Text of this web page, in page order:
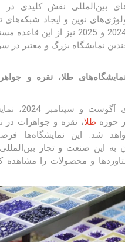
بین‌المللی نقش کلیدی
نوین و ایجاد شبکه‌های
سال‌های 2024 و 2025 نیز از
نمایشگاه بزرگ و معتبر در
طلا، نقره و
در ماه‌های
حوزه طلا، نقره و جواهرات
شد. این نمایشگاه‌ها
به این صنعت و تجار
و محصولات را مشاهده